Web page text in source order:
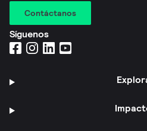
Contáctanos
Síguenos